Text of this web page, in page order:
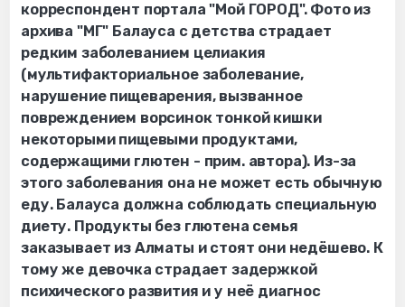
корреспондент портала "Мой ГОРОД". Фото из
архива "МГ" Балауса с детства страдает
редким заболеванием целиакия
(мультифакториальное заболевание,
нарушение пищеварения, вызванное
повреждением ворсинок тонкой кишки
некоторыми пищевыми продуктами,
содержащими глютен - прим. автора). Из-за
этого заболевания она не может есть обычную
еду. Балауса должна соблюдать специальную
диету. Продукты без глютена семья
заказывает из Алматы и стоят они недёшево. К
тому же девочка страдает задержкой
психического развития и у неё диагнос